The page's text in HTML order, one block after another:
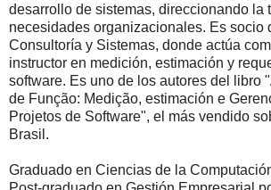
desarrollo de sistemas, direccionando la
necesidades organizacionales. Es socio
Consultoría y Sistemas, donde actúa
instructor en medición, estimación y
software. Es uno de los autores del libro
de Função: Medição, estimación e
Projetos de Software", el más vendido
Brasil.
Graduado en Ciencias de la